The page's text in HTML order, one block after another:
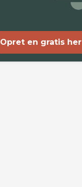
Opret en gratis her